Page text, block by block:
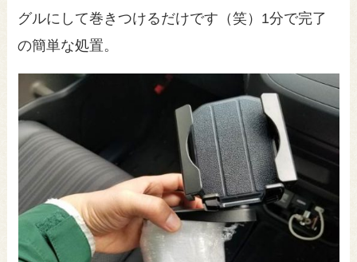
グルにして巻きつけるだけです（笑）1分で完了
の簡単な処置。